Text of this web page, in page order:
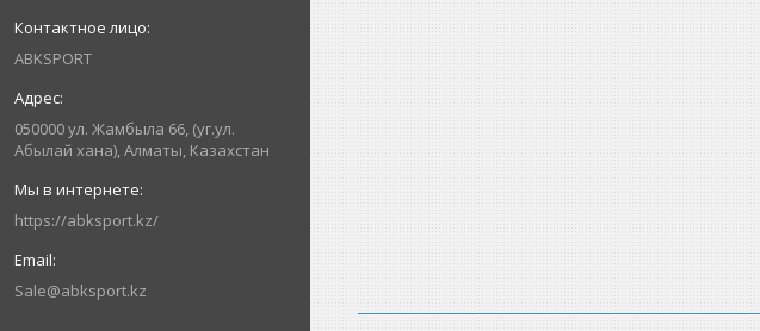
ABKSPORT
050000 ул. Жамбыла 66, (уг.ул.
Абылай хана), Алматы, Казахстан
https://abksport.kz/
Sale@abksport.kz